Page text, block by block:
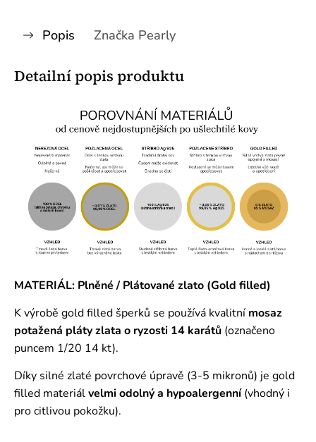
Popis Značka Pearly
Detailní popis produktu
MATERIÁL: Plněné / Plátované zlato (Gold filled)
K výrobě gold filled šperků se používá kvalitní mosaz
potažená pláty zlata o ryzosti 14 karátů (označeno
puncem 1/20 14 kt).
Díky silné zlaté povrchové úpravě (3-5 mikronů) je gold
filled materiálvelmi odolný a hypoalergenní(vhodný i
pro citlivou pokožku).